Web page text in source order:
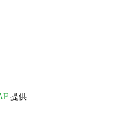
提供